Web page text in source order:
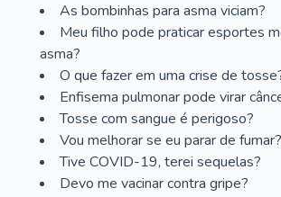
As bombinhas para asma viciam?
Meu filho pode praticar esportes
asma?
O que fazer em uma crise de
Enfisema pulmonar pode virar
Tosse com sangue é perigoso?
Vou melhorar se eu parar de fumar?
Tive COVID-19, terei sequelas?
Devo me vacinar contra gripe?